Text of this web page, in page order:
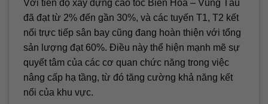
Với tiến độ xây dựng cao tốc Biên Hòa – Vũng Tàu
đã đạt từ 2% đến gần 30%, và các tuyến T1, T2 kết
nối trực tiếp sân bay cũng đang hoàn thiện với tổng
sản lượng đạt 60%. Điều này thể hiện mạnh mẽ sự
quyết tâm của các cơ quan chức năng trong việc
nâng cấp hạ tầng, từ đó tăng cường khả năng kết
nối của khu vực.